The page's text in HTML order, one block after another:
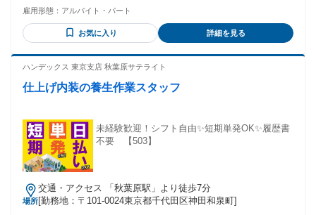
よる） ➽ メール対応だけでは得られない、「現地で交渉する
╭━━━━━━━━━━━━━━━━━━━━╮ ❹ 仕入れ〜
提案〜納品まで一気通貫の貿易営業 ╰━ｖ
━━━━━━━━━━━━━━━━━━╯ ・仕入れ交渉 →
販売提案 → 納品調整 → 海外出張 これらの一連の流れを担当
することで、 ➽ 「商社 × メーカー × 貿易実務」すべてにま
たがる、総合スキルが身につくのが大きな特徴です。
経営の中心が見えるポジション ╰━ｖ
━━━━━━━━━━━━━━━━━╯ ・ワンフロアのフラ
ットな体制 ・社長へ相談・提案しやすい環境 ・役員クラスの
商談にも同席できるチャンスあり ➽ 将来的に経営に携わりた
い方にとって、最適な距離感です。
╭━━━━━━━━━━━━━━━━━━━━━╮ ❻ 多様な
文化的背景を持つ相手と仕事ができる ╰━ｖ
━━━━━━━━━━━━━━━━━━━╯ ・国や文化によ
は社員さんが行います♬ ⭐こんな方にピッタリです！ ￣￣￣
￣￣￣￣￣￣￣￣￣￣ □ものづくりやDIYが好きな方！ □イン
テリアや模様替えが好きな方！ □仲間と一緒にワイワイ働き
好な職場で働きたい！ □仕事でやりがい・達成感を感じた
な人にもピッタリ◎ みんなでコミュニケーションを 取りなが
OK（副業OK） ◎ブランクOK ◎直行直帰OK ⭐さまざまな経
験を活かせる ￣￣￣￣￣￣￣￣￣￣￣￣￣ 什器搬入、会場設
営・撤去、資材搬入 家具職人、大工、オフィス家具の組み立
て 現場作業員、エアコン取付、荷揚げ クロス職人、DIY、引
ちろん必須ではありません！） ▰▱▰▱▰▱▰▱▰▱▰▱▰▱▰▱▰▱
雇用形態： アルバイト・パート
お気に入り 詳細を見る
ハンデックス 東京支店 秋葉原サテライト
仕上げ内装の養生作業スタッフ
未経験歓迎！シフト自由✨短期単発OK✨履歴書
不要 【503】
場所
交通・アクセス 「秋葉原駅」より徒歩7分
[勤務地：〒101-0024東京都千代田区神田和泉町]